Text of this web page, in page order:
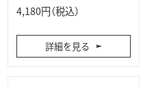
4,180円（税込）
詳細を見る